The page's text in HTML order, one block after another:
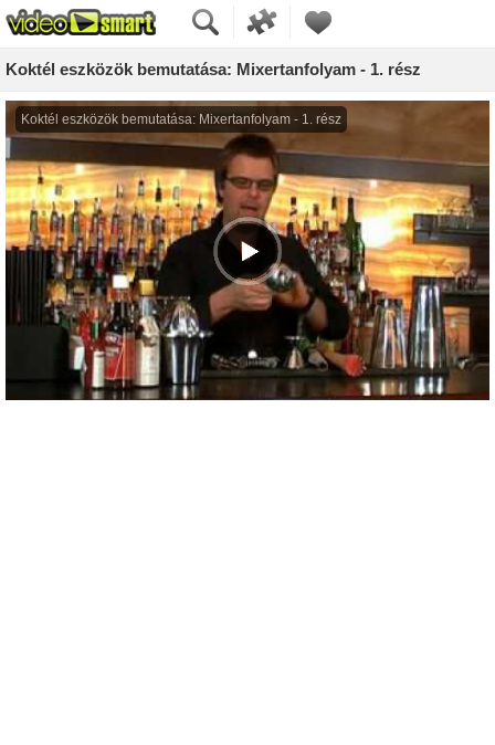
Koktél eszközök bemutatása: Mixertanfolyam - 1. rész